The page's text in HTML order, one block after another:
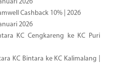
2026
Cashback 10% | 2026
2026
KC Cengkareng ke KC Puri
KC Bintara ke KC Kalimalang |